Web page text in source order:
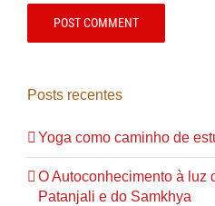
Posts recentes
Yoga como caminho de
O Autoconhecimento à luz
Patanjali e do Samkhya